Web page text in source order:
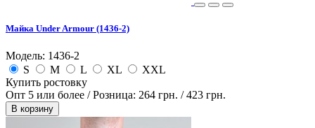
Майка Under Armour (1436-2)
Модель: 1436-2
S
M L XL
XXL
Купить ростовку
Опт 5 или более / Розница: 264 грн. /423 грн.
В корзину